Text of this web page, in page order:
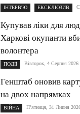
ІНТЕРВ'Ю ЕКСКЛЮЗИВ
Купував ліки для
Харкові окупанти
волонтера
ПОДІЇ Вівторок, 4 Серпня
Генштаб оновив
на двох напрямках
ВІЙНА П’ятниця, 31 Липня